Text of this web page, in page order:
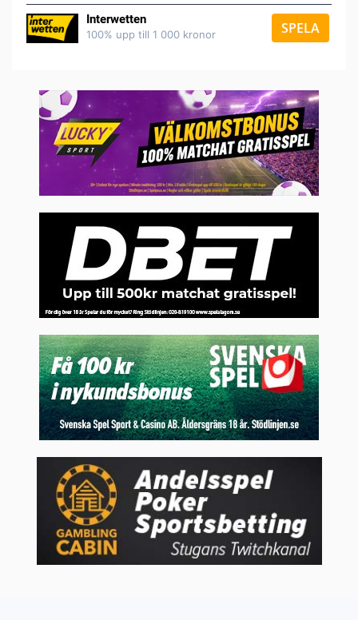
Interwetten
100% upp till 1 000 kronor SPELA